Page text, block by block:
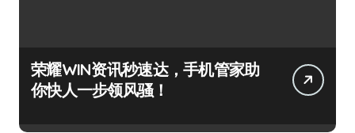
荣耀WIN资讯秒速达，手机管家助
你快人一步领风骚！